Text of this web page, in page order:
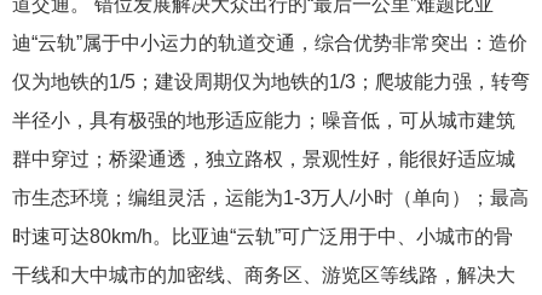
道交通。 错位发展解决大众出行的“最后一公里”难题比亚
迪“云轨”属于中小运力的轨道交通，综合优势非常突出：造价
仅为地铁的1/5；建设周期仅为地铁的1/3；爬坡能力强，转弯
半径小，具有极强的地形适应能力；噪音低，可从城市建筑
群中穿过；桥梁通透，独立路权，景观性好，能很好适应城
市生态环境；编组灵活，运能为1-3万人/小时（单向）；最高
时速可达80km/h。比亚迪“云轨”可广泛用于中、小城市的骨
干线和大中城市的加密线、商务区、游览区等线路，解决大